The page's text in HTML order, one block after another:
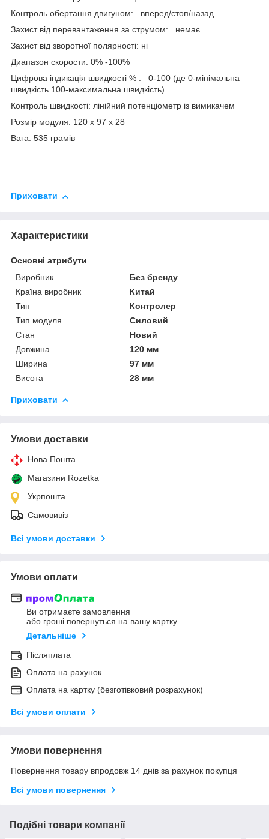
Контроль обертання двигуном: вперед/стоп/назад
Захист від перевантаження за струмом: немає
Захист від зворотної полярності: ні
Диапазон скорости: 0% -100%
Цифрова індикація швидкості % : 0-100 (де 0-мінімальна
швидкість 100-максимальна швидкість)
Контроль швидкості: лінійний потенціометр із вимикачем
Розмір модуля: 120 х 97 х 28
Вага: 535 грамів
Приховати
Характеристики
Основні атрибути
Виробник
Без бренду
Країна виробник
Китай
Тип
Контролер
Тип модуля
Силовий
Стан
Новий
Довжина
120 мм
Ширина
97 мм
Висота
28 мм
Приховати
Умови доставки
Нова Пошта
Магазини Rozetka
Укрпошта
Самовивіз
Всі умови доставки
Умови оплати
Ви отримаєте замовлення
або гроші повернуться на вашу картку
Детальніше
Післяплата
Оплата на рахунок
Оплата на картку (безготівковий розрахунок)
Всі умови оплати
Умови повернення
Повернення товару впродовж 14 днів за рахунок покупця
Всі умови повернення
Подібні товари компанії